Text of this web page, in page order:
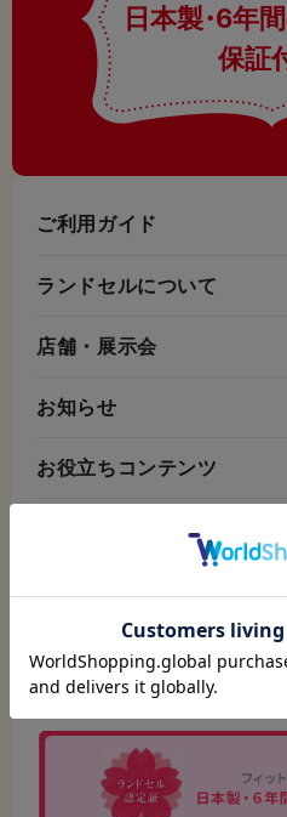
日本製・6年
保証
ご利用ガイド
ランドセルについて
店舗・展示会
お知らせ
お役立ちコンテンツ